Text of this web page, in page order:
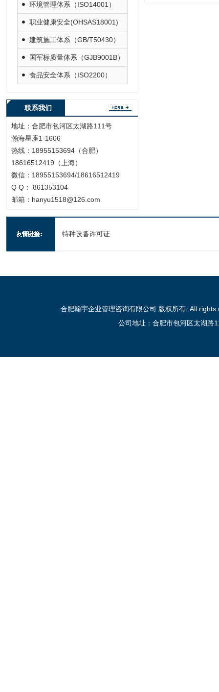
环境管理体系（ISO14001）
职业健康安全(OHSAS18001)
建筑施工体系（GB/T50430）
国军标质量体系（GJB9001B）
食品安全体系（ISO2200）
联系我们
地址：合肥市包河区太湖路111号
瀚海星座1-1606
热线：18955153694（合肥）
18616512419（上海）
微信：18955153694/18616512419
Q Q： 861353104
邮箱：hanyu1518@126.com
特种设备许可证
合肥翰宇企业管理咨询有限公司 版权所有. All
公司地址：合肥市包河区太湖路